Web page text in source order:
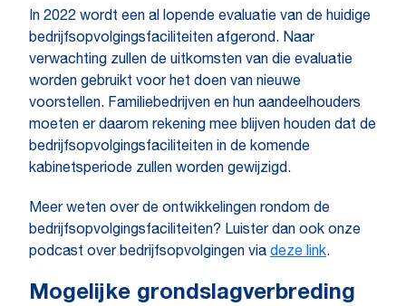
In 2022 wordt een al lopende evaluatie van de huidige
bedrijfsopvolgingsfaciliteiten afgerond. Naar
verwachting zullen de uitkomsten van die evaluatie
worden gebruikt voor het doen van nieuwe
voorstellen. Familiebedrijven en hun aandeelhouders
moeten er daarom rekening mee blijven houden dat de
bedrijfsopvolgingsfaciliteiten in de komende
kabinetsperiode zullen worden gewijzigd.
Meer weten over de ontwikkelingen rondom de
bedrijfsopvolgingsfaciliteiten? Luister dan ook onze
podcast over bedrijfsopvolgingen via deze link.
Mogelijke grondslagverbreding